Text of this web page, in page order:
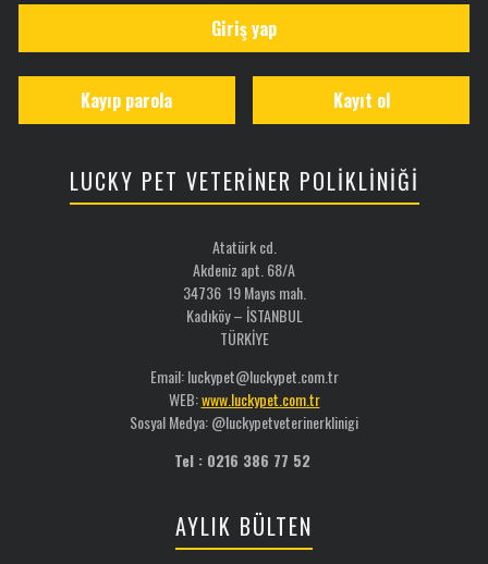
Giriş yap
Kayıt ol
Kayıp parola
LUCKY PET VETERİNER POLİKLİNİĞİ
Atatürk cd.
Akdeniz apt. 68/A
34736 19 Mayıs mah.
Kadıköy – İSTANBUL
TÜRKİYE
Email: luckypet@luckypet.com.tr
WEB:www.luckypet.com.tr
Sosyal Medya: @luckypetveterinerklinigi
Tel : 0216 386 77 52
AYLIK BÜLTEN